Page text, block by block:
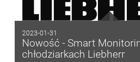
2023-01-31
Nowość - Smart
chłodziarkach Liebherr